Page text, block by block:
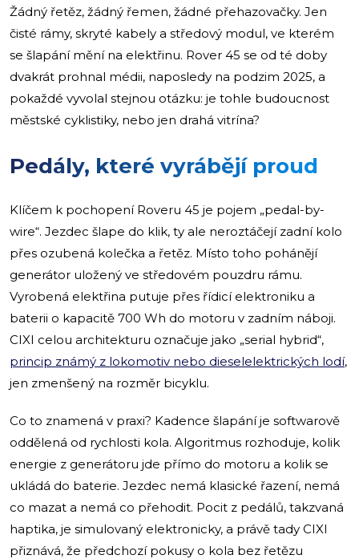
Žádný řetěz, žádný řemen, žádné přehazovačky. Jen
čisté rámy, skryté kabely a středový modul, ve kterém
se šlapání mění na elektřinu. Rover 45 se od té doby
dvakrát prohnal médii, naposledy na podzim 2025, a
pokaždé vyvolal stejnou otázku: je tohle budoucnost
městské cyklistiky, nebo jen drahá vitrína?
Pedály, které vyrábějí proud
Klíčem k pochopení Roveru 45 je pojem „pedal-by-
wire“. Jezdec šlape do klik, ty ale neroztáčejí zadní kolo
přes ozubená kolečka a řetěz. Místo toho pohánějí
generátor uložený ve středovém pouzdru rámu.
Vyrobená elektřina putuje přes řídicí elektroniku a
baterii o kapacitě 700 Wh do motoru v zadním náboji.
CIXI celou architekturu označuje jako „serial hybrid“,
princip známý z lokomotiv nebo dieselelektrických lodí,
jen zmenšený na rozměr bicyklu.
Co to znamená v praxi? Kadence šlapání je softwarově
oddělená od rychlosti kola. Algoritmus rozhoduje, kolik
energie z generátoru jde přímo do motoru a kolik se
ukládá do baterie. Jezdec nemá klasické řazení, nemá
co mazat a nemá co přehodit. Pocit z pedálů, takzvaná
haptika, je simulovaný elektronicky, a právě tady CIXI
přiznává, že předchozí pokusy o kola bez řetězu